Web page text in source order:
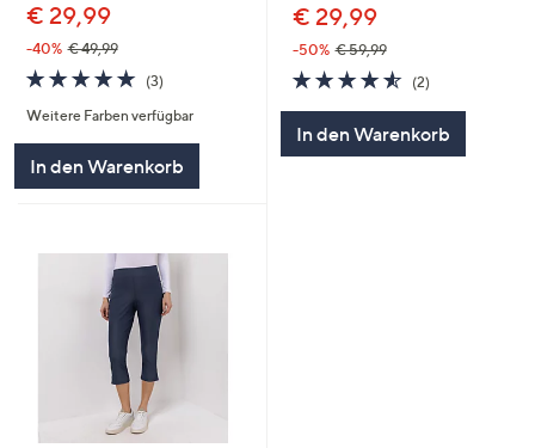
€ 29,99
-40% € 49,99
4.7
von
5
(3)3
Weitere Farben verfügbar
In den Warenkorb
€ 29,99
-50% € 59,99
4.5
von
(2)2
In den Warenkorb